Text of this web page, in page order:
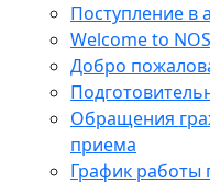
Поступление в
Welcome to
Добро
Обращения
приема
График работы